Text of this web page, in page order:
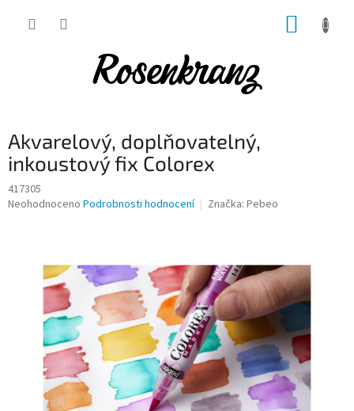
Akvarelový, doplňovatelný,
inkoustový fix Colorex
417305
Průměrné
hvězdiček.
Neohodnoceno Podrobnosti hodnocení Značka: Pebeo